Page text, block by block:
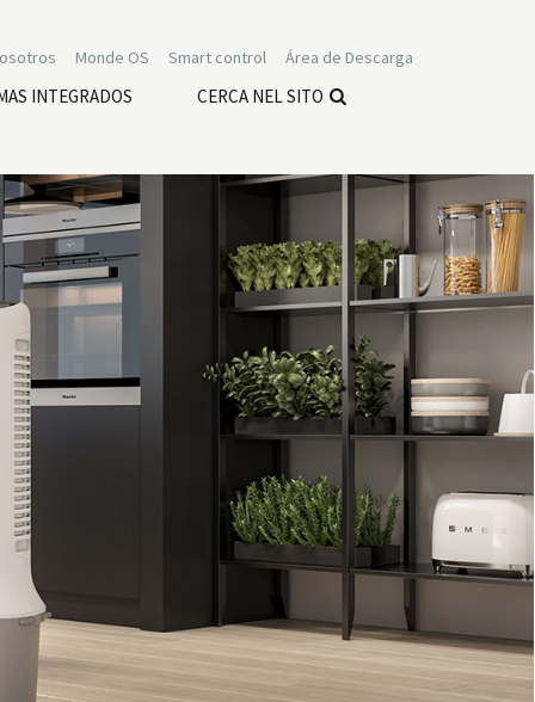
Área de Descarga
Smart control
Monde OS
INTEGRADOS
CERCA NEL SITO